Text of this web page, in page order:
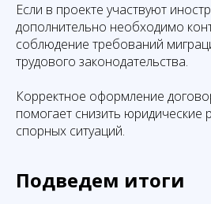
Если в проекте участвуют
дополнительно необходимо
соблюдение требований
трудового законодательства.
Корректное оформление
помогает снизить юридические
спорных ситуаций.
Подведем итоги